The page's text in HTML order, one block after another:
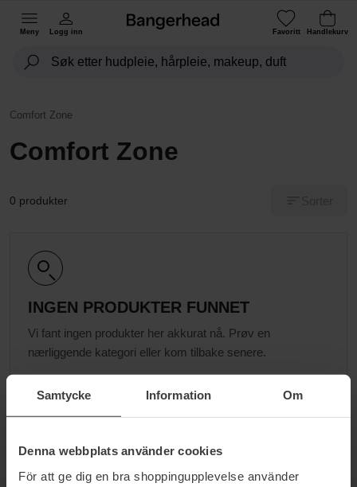
Samtycke Information Om
Denna webbplats använder cookies
För att ge dig en bra shoppingupplevelse använder
Meny Logg inn Favoritt Handlekurv
Comfort Zone
Comfort Zone
0 produkter
INGEN PRODUKTER FUNNET
Vi fant ingen produkter her akkurat nå. Prøv en
nærliggende kategori eller kom tilbake senere.
Gå til B